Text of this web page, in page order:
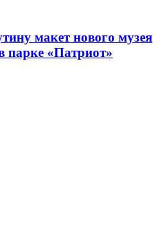
макет нового музея
парке «Патриот»